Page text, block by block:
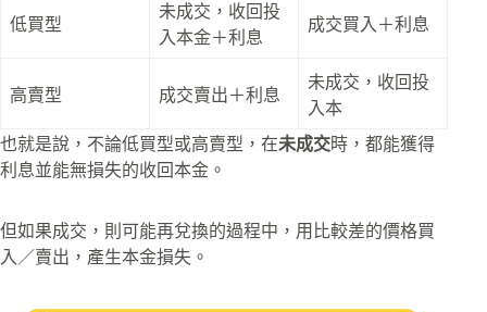
低買型
未成交，收回投
入本金＋利息
成交買入＋利息
高賣型 成交賣出＋利息
未成交，收回投
入本
也就是說，不論低買型或高賣型，在未成交時，都能獲得
利息並能無損失的收回本金。
但如果成交，則可能再兌換的過程中，用比較差的價格買
入／賣出，產生本金損失。